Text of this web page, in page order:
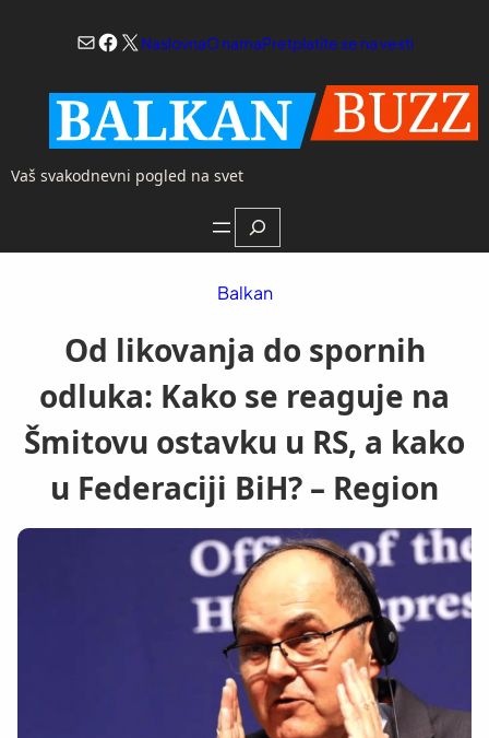
Mail
Facebook
X NaslovnaO namaPretplatite se na vesti
Vaš svakodnevni pogled na svet
Search
Balkan
Od likovanja do spornih
odluka: Kako se reaguje na
Šmitovu ostavku u RS, a kako
u Federaciji BiH? – Region